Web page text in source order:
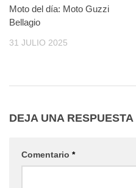
Moto del día: Moto Guzzi
Bellagio
31 JULIO 2025
DEJA UNA RESPUESTA
Comentario *